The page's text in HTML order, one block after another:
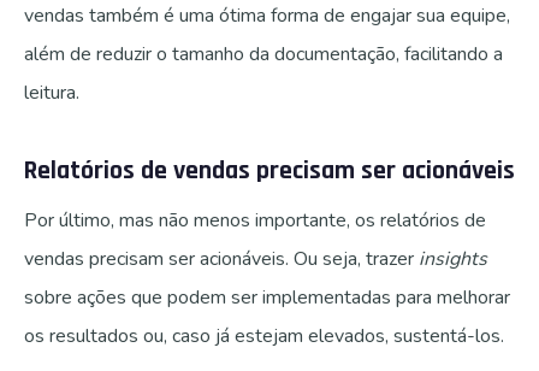
vendas também é uma ótima forma de engajar sua equipe,
além de reduzir o tamanho da documentação, facilitando a
leitura.
Relatórios de vendas precisam ser acionáveis
Por último, mas não menos importante, os relatórios de
vendas precisam ser acionáveis. Ou seja, trazer insights
sobre ações que podem ser implementadas para melhorar
os resultados ou, caso já estejam elevados, sustentá-los.